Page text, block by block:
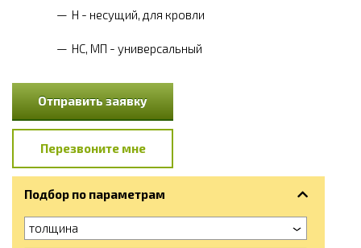
Н - несущий, для кровли
НС, МП - универсальный
Отправить заявку
Перезвоните мне
Подбор по параметрам
толщина